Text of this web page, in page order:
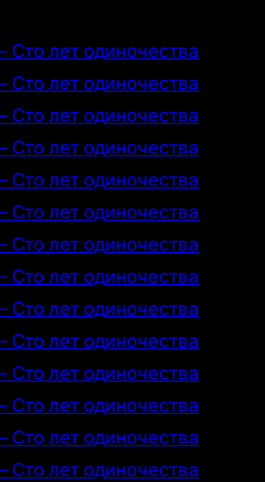
лет одиночества
лет одиночества
лет одиночества
лет одиночества
лет одиночества
лет одиночества
лет одиночества
лет одиночества
лет одиночества
лет одиночества
лет одиночества
лет одиночества
лет одиночества
лет одиночества